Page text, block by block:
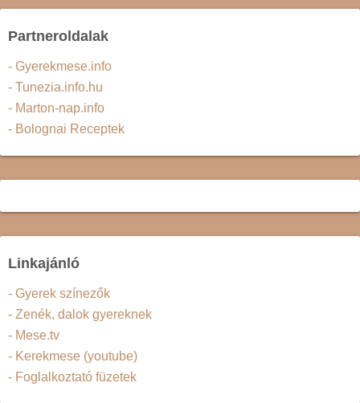
Partneroldalak
- Gyerekmese.info
- Tunezia.info.hu
- Marton-nap.info
- Bolognai Receptek
Linkajánló
- Gyerek színezők
- Zenék, dalok gyereknek
- Mese.tv
- Kerekmese (youtube)
- Foglalkoztató füzetek